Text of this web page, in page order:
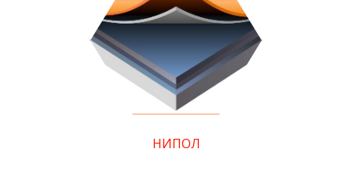
НИПОЛ